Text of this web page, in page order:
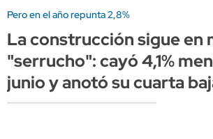
Pero en el año repunta 2,8%
La construcción sigue en
"serrucho": cayó 4,1%
junio y anotó su cuarta